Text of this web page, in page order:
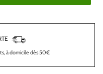
à domicile dès 50€